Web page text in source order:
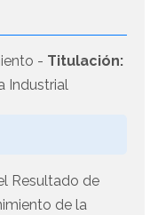
- Titulación:
Industrial
Resultado de
de la